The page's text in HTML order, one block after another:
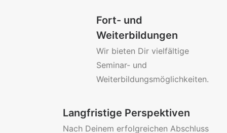
Fort- und
Weiterbildungen
Wir bieten Dir vielfältige
Seminar- und
Weiterbildungsmöglichkeiten.
Langfristige Perspektiven
Nach Deinem erfolgreichen Abschluss